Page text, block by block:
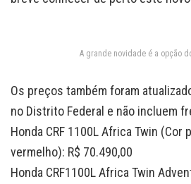
A grande novidade é a opção
Os preços também foram
no Distrito Federal e não incluem
Honda CRF 1100L Africa Twin (Cor
vermelho): R$ 70.490,00
Honda CRF1100L Africa Twin